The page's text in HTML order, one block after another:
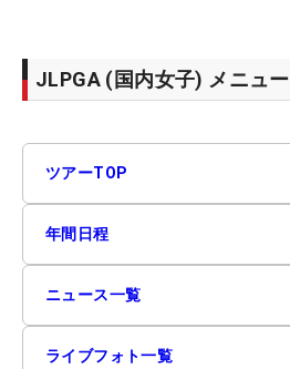
JLPGA (国内女子) メニュー
ツアーTOP
年間日程
ニュース一覧
ライブフォト一覧